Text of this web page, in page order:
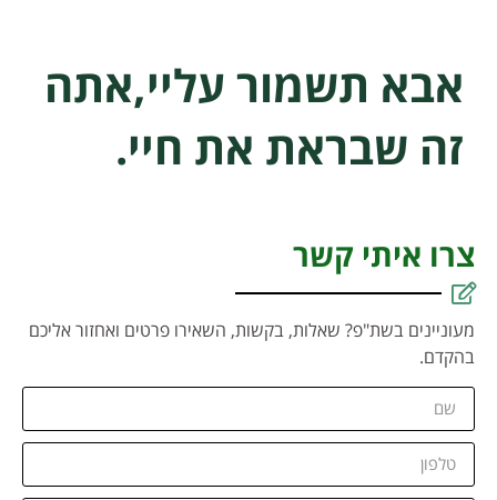
אבא תשמור עליי,אתה
זה שבראת את חיי.
צרו איתי קשר
מעוניינים בשת"פ? שאלות, בקשות, השאירו פרטים ואחזור אליכם
בהקדם.